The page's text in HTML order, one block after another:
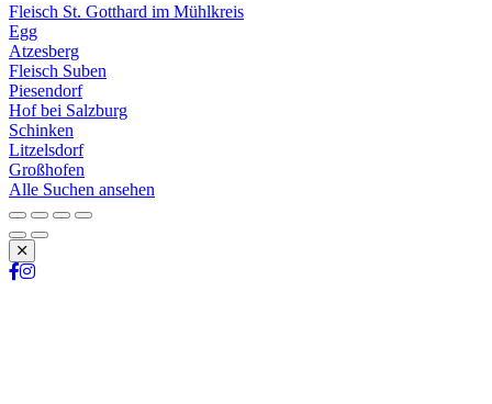
Fleisch St. Gotthard im Mühlkreis
Egg
Atzesberg
Fleisch Suben
Piesendorf
Hof bei Salzburg
Schinken
Litzelsdorf
Großhofen
Alle Suchen ansehen
Schließen